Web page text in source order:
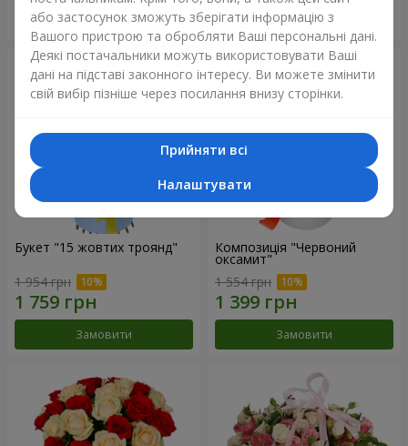
Замовити Замовити
Букет "15 жовтих троянд"
1 954 грн
Замовити
Композиція "Червоний
оксамит"
1 554 грн
Замовити
або застосунок зможуть зберігати інформацію з
Вашого пристрою та обробляти Ваші персональні дані.
Деякі постачальники можуть використовувати Ваші
дані на підставі законного інтересу. Ви можете змінити
свій вибір пізніше через посилання внизу сторінки.
Прийняти всі
Налаштувати